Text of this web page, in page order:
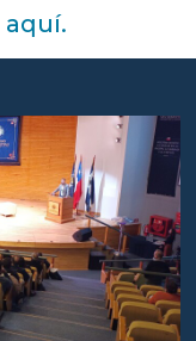
aquí.